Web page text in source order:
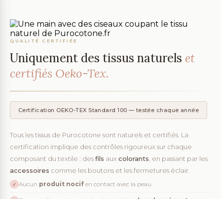
QUALITÉ CERTIFIÉE
Uniquement des tissus naturels et
certifiés Oeko-Tex.
Certification OEKO-TEX Standard 100 — testée chaque année
Tous les tissus de Purocotone sont naturels et certifiés. La
certification implique des contrôles rigoureux sur chaque
composant du textile : desfils aux colorants, en passant par les
accessoires comme les boutons et les fermetures éclair.
✓ Aucun produit nocif en contact avec la peau